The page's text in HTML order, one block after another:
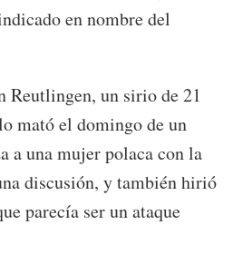
en nombre del
Reutlingen, un sirio de 21
mató el domingo de un
a una mujer polaca con la
discusión, y también hirió
parecía ser un ataque